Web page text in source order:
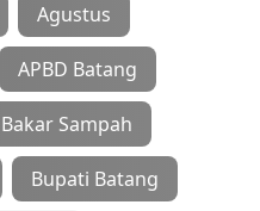
Agustus
APBD Batang
Sampah
Bupati Batang